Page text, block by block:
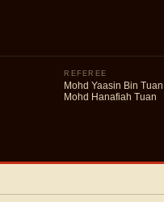
REFEREE
Mohd Yaasin Bin Tuan
Mohd Hanafiah Tuan